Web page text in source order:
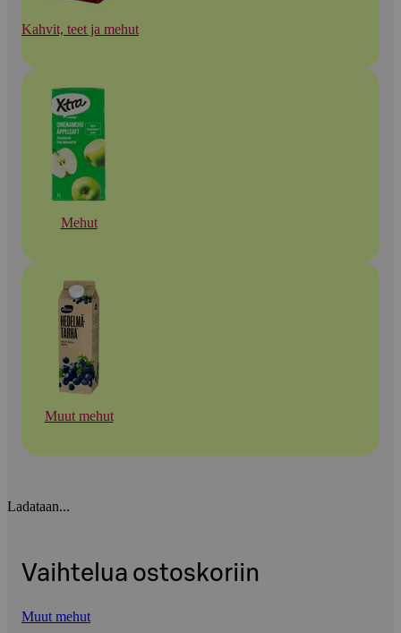
Kahvit, teet ja mehut
Mehut
Muut mehut
Ladataan...
Vaihtelua ostoskoriin
Muut mehut